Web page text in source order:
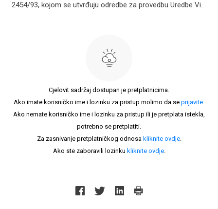
2454/93, kojom se utvrđuju odredbe za provedbu Uredbe Vi..
Cjelovit sadržaj dostupan je pretplatnicima.
Ako imate korisničko ime i lozinku za pristup molimo da se prijavite.
Ako nemate korisničko ime i lozinku za pristup ili je pretplata istekla,
potrebno se pretplatiti.
Za zasnivanje pretplatničkog odnosa kliknite ovdje.
Ako ste zaboravili lozinku kliknite ovdje.